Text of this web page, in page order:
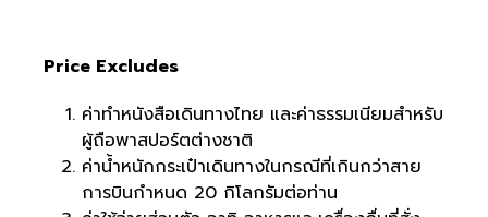
Price Excludes
ค่าทำหนังสือเดินทางไทย และค่าธรรมเนียมสำหรับ
ผู้ถือพาสปอร์ตต่างชาติ
ค่าน้ำหนักกระเป๋าเดินทางในกรณีที่เกินกว่าสาย
การบินกำหนด 20 กิโลกรัมต่อท่าน